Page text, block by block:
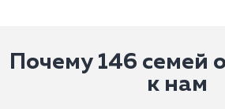
Почему 146 семей
к нам